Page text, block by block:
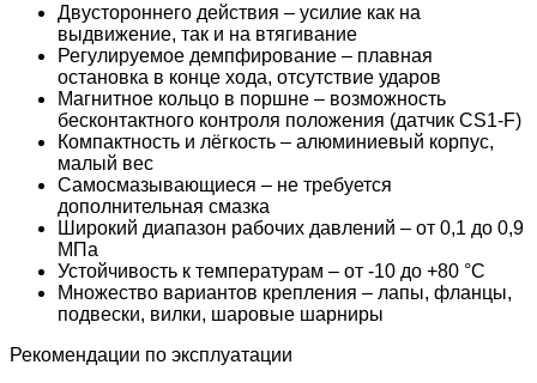
Двустороннего действия – усилие как на
выдвижение, так и на втягивание
Регулируемое демпфирование – плавная
остановка в конце хода, отсутствие ударов
Магнитное кольцо в поршне – возможность
бесконтактного контроля положения (датчик CS1-F)
Компактность и лёгкость – алюминиевый корпус,
малый вес
Самосмазывающиеся – не требуется
дополнительная смазка
Широкий диапазон рабочих давлений – от 0,1 до 0,9
МПа
Устойчивость к температурам – от -10 до +80 °C
Множество вариантов крепления – лапы, фланцы,
подвески, вилки, шаровые шарниры
Рекомендации по эксплуатации